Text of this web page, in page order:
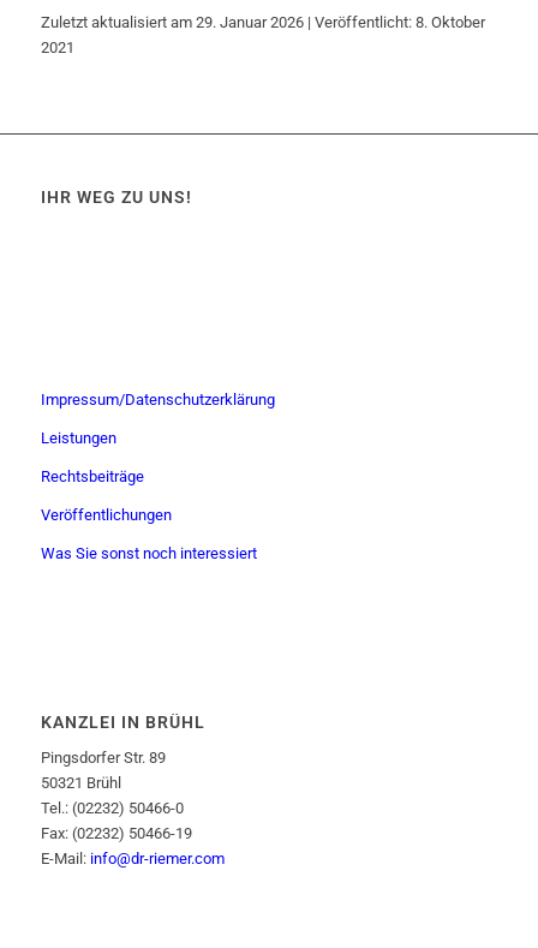
Zuletzt aktualisiert am 29. Januar 2026 | Veröffentlicht: 8. Oktober
2021
IHR WEG ZU UNS!
Impressum/Datenschutzerklärung
Leistungen
Rechtsbeiträge
Veröffentlichungen
Was Sie sonst noch interessiert
KANZLEI IN BRÜHL
Pingsdorfer Str. 89
50321 Brühl
Tel.: (02232) 50466-0
Fax: (02232) 50466-19
E-Mail: info@dr-riemer.com